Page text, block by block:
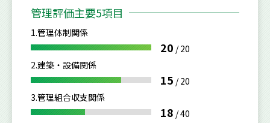
管理評価主要5項目
1.管理体制関係
20 /20
2.建築・設備関係
15 /20
3.管理組合収支関係
18 /40